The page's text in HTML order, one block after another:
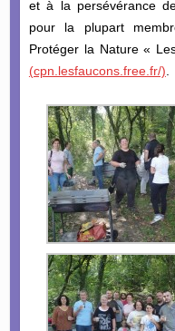
et à la persévérance
pour la plupart
Protéger la Nature «
(cpn.lesfaucons.free.fr/)